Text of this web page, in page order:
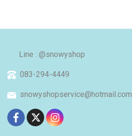
Line : @snowyshop
083-294-4449
snowyshopservice@hotmail.com